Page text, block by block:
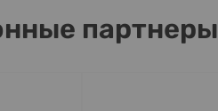
партнеры